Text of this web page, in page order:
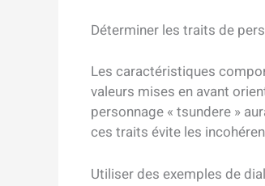
Déterminer les traits de
Les caractéristiques
valeurs mises en avant
personnage « tsundere »
ces traits évite les
Utiliser des exemples de